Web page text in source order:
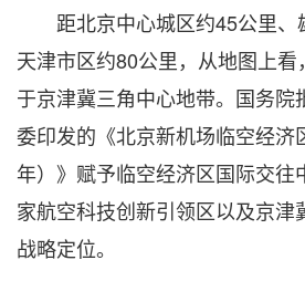
距北京中心城区约45公里、
天津市区约80公里，从地图上
于京津冀三角中心地带。国务院
委印发的《北京新机场临空经济
年）》赋予临空经济区国际交往
家航空科技创新引领区以及京津
战略定位。